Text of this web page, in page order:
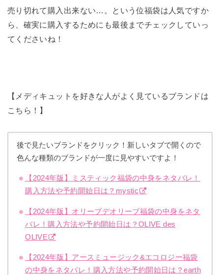
売り切れて購入出来ない…。という位福袋は人気ですか
ら、確実に購入するためにも最後までチェックしていっ
てくださいね！
【メディキュットを好きな人がよく見ているブランドは
こちら！】
後で見たいブランドをクリック！新しいタブで開くので
色んな種類のブランドが一度に見やすいですよ！
【2024年版】ミスティック福袋の中身をネタバレ！
購入方法や予約開始日は？mystic
【2024年版】オリーブデオリーブ福袋の中身をネタ
バレ！購入方法や予約開始日は？OLIVE des
OLIVE
【2024年版】アースミュージック&エコロジー福袋
の中身をネタバレ！購入方法や予約開始日は？earth